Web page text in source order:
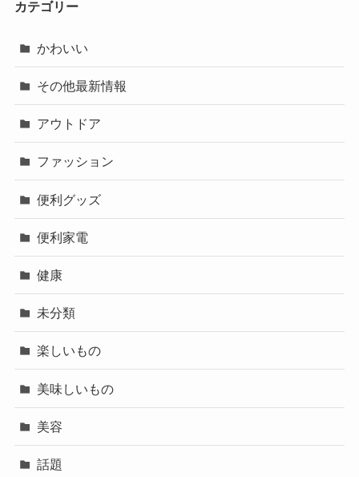
カテゴリー
かわいい
その他最新情報
アウトドア
ファッション
便利グッズ
便利家電
健康
未分類
楽しいもの
美味しいもの
美容
話題